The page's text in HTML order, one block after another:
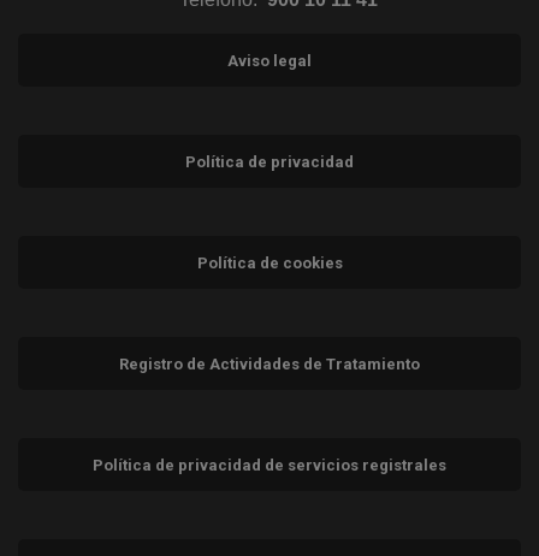
Aviso legal
Política de privacidad
Política de cookies
Registro de Actividades de Tratamiento
Política de privacidad de servicios registrales